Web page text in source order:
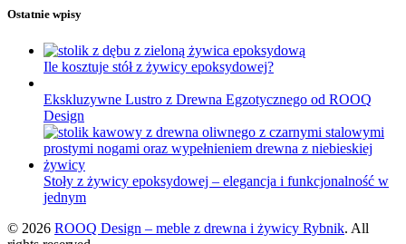
Ostatnie wpisy
Ile kosztuje stół z żywicy epoksydowej?
Ekskluzywne Lustro z Drewna Egzotycznego od ROOQ
Design
Stoły z żywicy epoksydowej – elegancja i funkcjonalność w
jednym
© 2026 ROOQ Design – meble z drewna i żywicy Rybnik. All